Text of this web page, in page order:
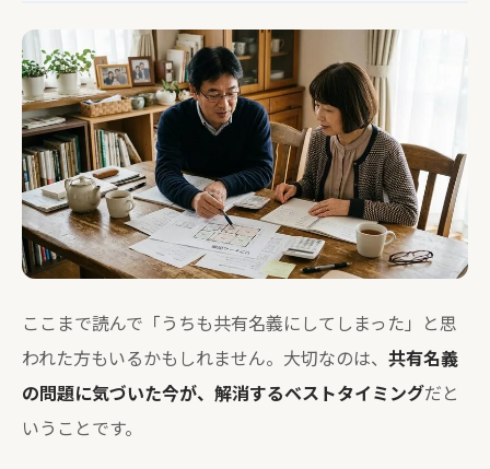
ここまで読んで「うちも共有名義にしてしまった」と思
われた方もいるかもしれません。大切なのは、 共有名義
の問題に気づいた今が、解消するベストタイミングだと
いうことです。